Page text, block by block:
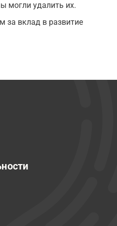
могли удалить их.
за вклад в развитие